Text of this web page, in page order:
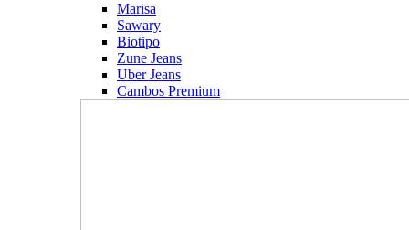
Marisa
Sawary
Biotipo
Zune Jeans
Uber Jeans
Cambos Premium